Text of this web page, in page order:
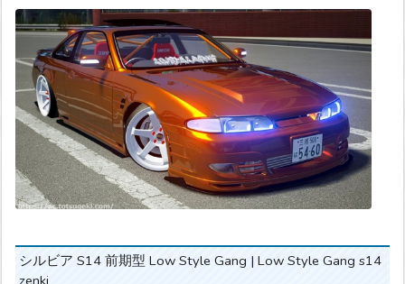
シルビア S14 前期型 Low Style Gang | Low Style Gang s14
zenki